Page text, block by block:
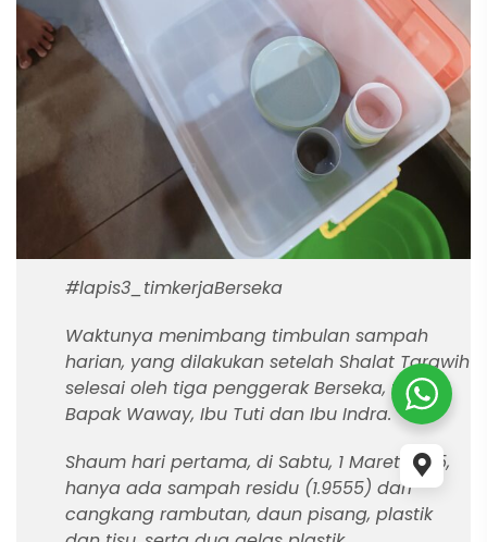
#lapis3_timkerjaBerseka
Waktunya menimbang timbulan sampah
harian, yang dilakukan setelah Shalat Tarawih
selesai oleh tiga penggerak Berseka, yaitu
Bapak Waway, Ibu Tuti dan Ibu Indra.
Shaum hari pertama, di Sabtu, 1 Maret 2025,
hanya ada sampah residu (1.9555) dari
cangkang rambutan, daun pisang, plastik